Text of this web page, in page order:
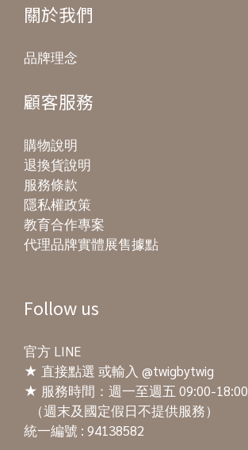
關於我們
品牌理念
顧客服務
購物說明
退換貨說明
服務條款
隱私權政策
教育合作專案
代理品牌實體展售據點
Follow us
官方 LINE
★ 直接點選 或輸入 @twigbytwig
★ 服務時間：週一至週五 09:00-18:00
（週末及國定假日不提供服務）
統一編號 : 94138582